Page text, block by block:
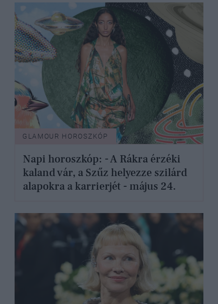
GLAMOUR HOROSZKÓP
Napi horoszkóp: - A Rákra érzéki
kaland vár, a Szűz helyezze szilárd
alapokra a karrierjét - május 24.